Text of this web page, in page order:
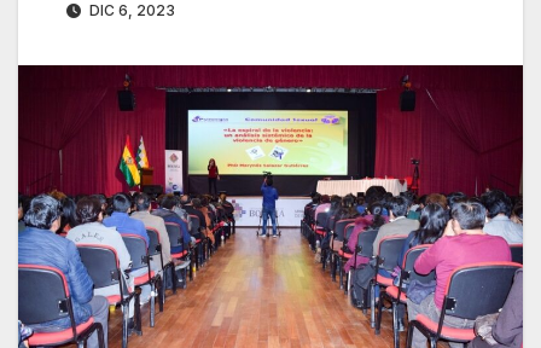
DIC 6, 2023